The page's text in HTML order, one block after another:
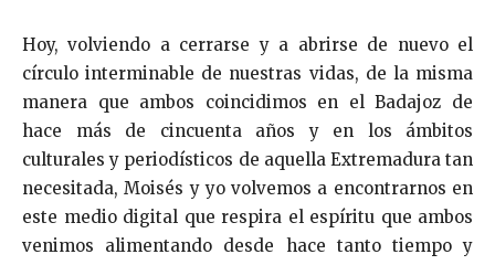
Hoy, volviendo a cerrarse y a abrirse de nuevo el
círculo interminable de nuestras vidas, de la misma
manera que ambos coincidimos en el Badajoz de
hace más de cincuenta años y en los ámbitos
culturales y periodísticos de aquella Extremadura tan
necesitada, Moisés y yo volvemos a encontrarnos en
este medio digital que respira el espíritu que ambos
venimos alimentando desde hace tanto tiempo y